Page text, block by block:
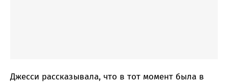
Джесси рассказывала, что в тот момент была в